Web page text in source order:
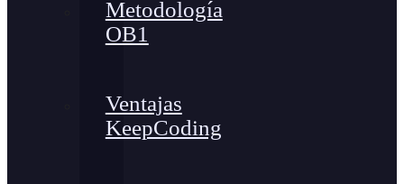
Metodología
OB1
Ventajas
KeepCoding